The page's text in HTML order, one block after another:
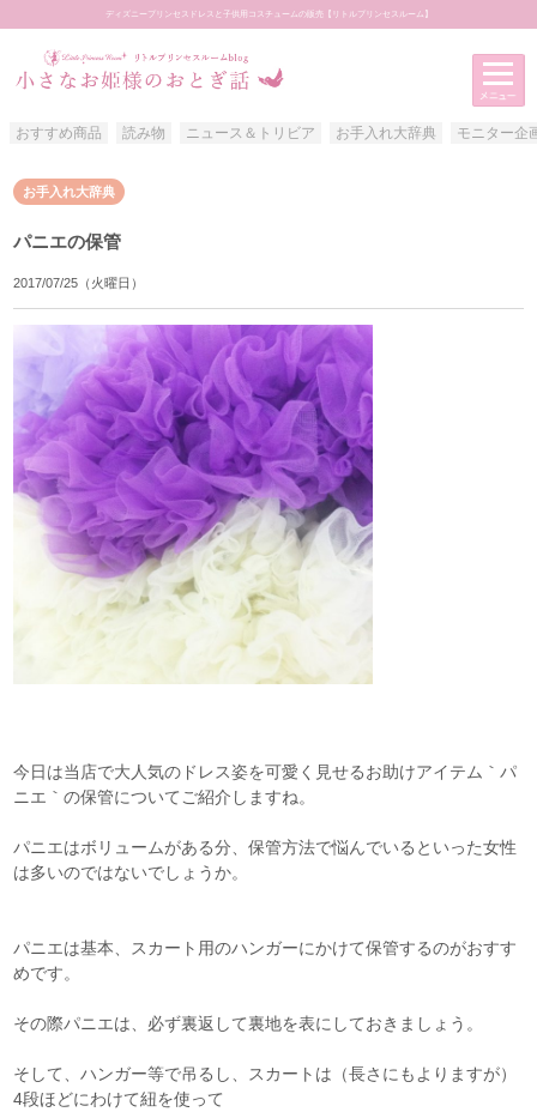
ディズニープリンセスドレスと子供用コスチュームの販売【リトルプリンセスルーム】
おすすめ商品 読み物 ニュース＆トリビア お手入れ大辞典 モニター企
お手入れ大辞典
パニエの保管
2017/07/25（火曜日）
今日は当店で大人気のドレス姿を可愛く見せるお助けアイテム｀パ
ニエ｀の保管についてご紹介しますね。
パニエはボリュームがある分、保管方法で悩んでいるといった女性
は多いのではないでしょうか。
パニエは基本、スカート用のハンガーにかけて保管するのがおすす
めです。
その際パニエは、必ず裏返して裏地を表にしておきましょう。
そして、ハンガー等で吊るし、スカートは（長さにもよりますが）
4段ほどにわけて紐を使って
お手入れ大辞典
モニター企画
お客様写真館